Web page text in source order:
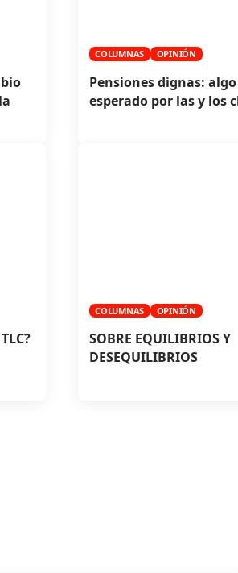
COLUMNAS OPINIÓN
Pensiones dignas:
esperado por las y los
COLUMNAS OPINIÓN
SOBRE EQUILIBRIOS Y
DESEQUILIBRIOS